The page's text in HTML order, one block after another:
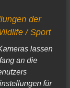
der
/ Sport
lassen
an die
für